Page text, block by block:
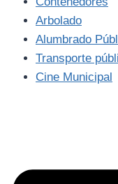
Arbolado
Alumbrado
Transporte
Cine Municipal